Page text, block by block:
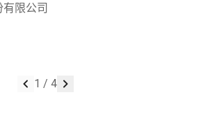
限公司
1 / 4